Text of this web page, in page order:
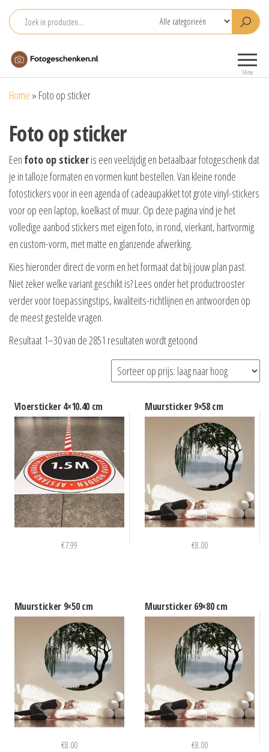
naar
inhoud
voor je foto
Menu
Home » Foto op sticker
Foto op sticker
Een foto op stickeris een veelzijdig en betaalbaar fotogeschenk dat
je in talloze formaten en vormen kunt bestellen. Van kleine ronde
fotostickers voor in een agenda of cadeaupakket tot grote vinyl-stickers
voor op een laptop, koelkast of muur. Op deze pagina vind je het
volledige aanbod stickers met eigen foto, in rond, vierkant, hartvormig
en custom-vorm, met matte en glanzende afwerking.
Kies hieronder direct de vorm en het formaat dat bij jouw plan past.
Niet zeker welke variant geschikt is? Lees onder het productrooster
verder voor toepassingstips, kwaliteits-richtlijnen en antwoorden op
de meest gestelde vragen.
Resultaat 1–30 van de 2851 resultaten wordt getoond
op
prijs:
naar
hoog
Vloersticker 4×10.40 cm
€7.99
Muursticker 9×58 cm
€8.00
Muursticker 9×50 cm
€8.00
Muursticker 69×80 cm
€8.00